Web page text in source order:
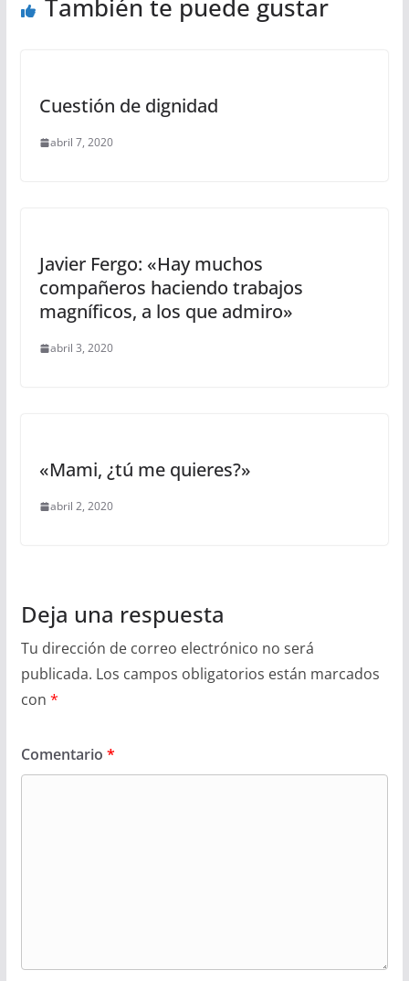
También te puede gustar
Cuestión de dignidad
abril 7, 2020
Javier Fergo: «Hay muchos
compañeros haciendo trabajos
magníficos, a los que admiro»
abril 3, 2020
«Mami, ¿tú me quieres?»
abril 2, 2020
Deja una respuesta
Tu dirección de correo electrónico no será
publicada. Los campos obligatorios están marcados
con *
Comentario *